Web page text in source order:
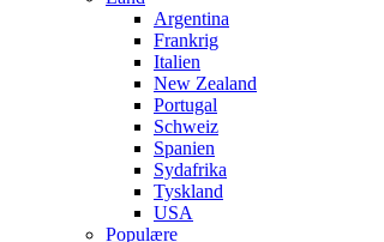
Argentina
Frankrig
Italien
New Zealand
Portugal
Schweiz
Spanien
Sydafrika
Tyskland
USA
Populære